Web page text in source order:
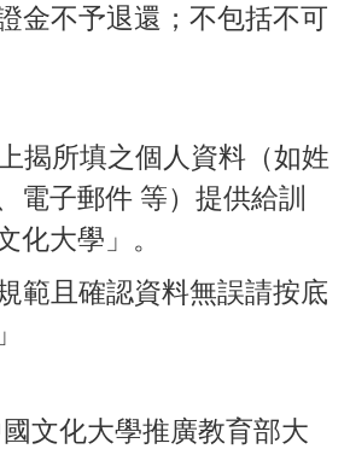
金不予退還；不包括不可
揭所填之個人資料（如姓
電子郵件 等）提供給訓
化大學」。
範且確認資料無誤請按底
文化大學推廣教育部大